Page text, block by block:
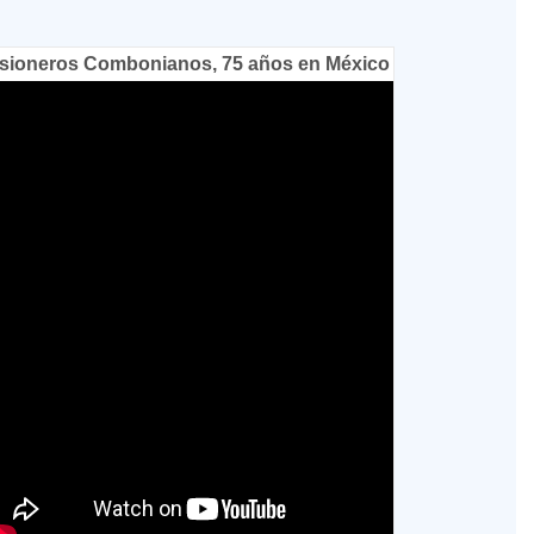
Combonianos, 75 años en México